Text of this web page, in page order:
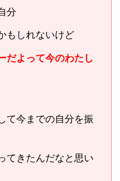
分
もしれないけど
だよって今のわたし
て今までの自分を振
てきたんだなと思い